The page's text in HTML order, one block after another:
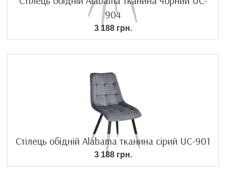
904
3 188 грн.
Стілець обідній Alabama тканина сірий UC-901
3 188 грн.